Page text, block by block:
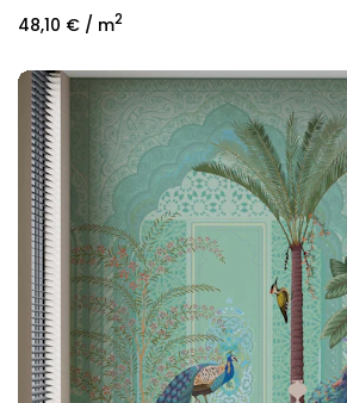
48,10 € / m2